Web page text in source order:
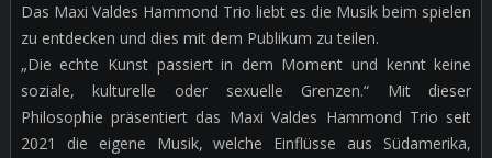
Das Maxi Valdes Hammond Trio liebt es die Musik beim spielen
zu entdecken und dies mit dem Publikum zu teilen.
„Die echte Kunst passiert in dem Moment und kennt keine
soziale, kulturelle oder sexuelle Grenzen.“ Mit dieser
Philosophie präsentiert das Maxi Valdes Hammond Trio seit
2021 die eigene Musik, welche Einflüsse aus Südamerika,